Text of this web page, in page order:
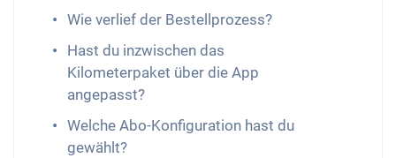
Wie verlief der Bestellprozess?
Hast du inzwischen das
Kilometerpaket über die App
angepasst?
Welche Abo-Konfiguration hast du
gewählt?